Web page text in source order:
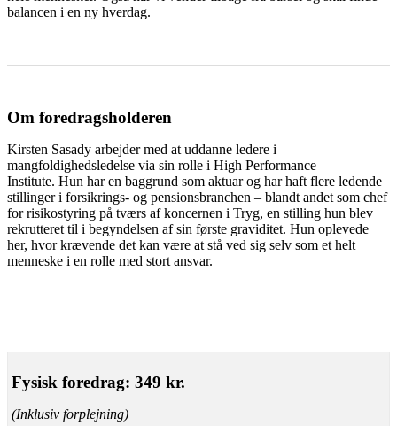
balancen i en ny hverdag.
Om foredragsholderen
Kirsten Sasady arbejder med at uddanne ledere i
mangfoldighedsledelse via sin rolle i High Performance
Institute. Hun har en baggrund som aktuar og har haft flere ledende
stillinger i forsikrings- og pensionsbranchen – blandt andet som chef
for risikostyring på tværs af koncernen i Tryg, en stilling hun blev
rekrutteret til i begyndelsen af sin første graviditet. Hun oplevede
her, hvor krævende det kan være at stå ved sig selv som et helt
menneske i en rolle med stort ansvar.
Fysisk foredrag: 349 kr.
(Inklusiv forplejning)